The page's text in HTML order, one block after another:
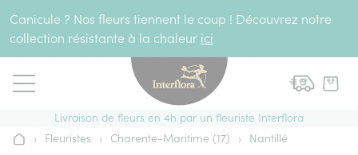
Canicule ? Nos fleurs tiennent le coup ! Découvrez notre
collection résistante à la chaleur ici
Livraison de fleurs en 4h par un fleuriste Interflora
Accueil
› Fleuristes › Charente-Maritime (17) › Nantillé